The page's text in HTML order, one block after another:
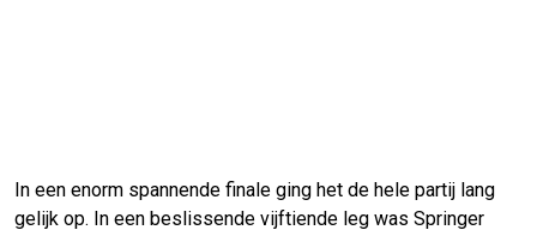
In een enorm spannende finale ging het de hele partij lang
gelijk op. In een beslissende vijftiende leg was Springer